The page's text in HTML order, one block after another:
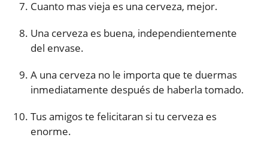
Cuanto mas vieja es una cerveza, mejor.
Una cerveza es buena, independientemente
del envase.
A una cerveza no le importa que te duermas
inmediatamente después de haberla tomado.
Tus amigos te felicitaran si tu cerveza es
enorme.